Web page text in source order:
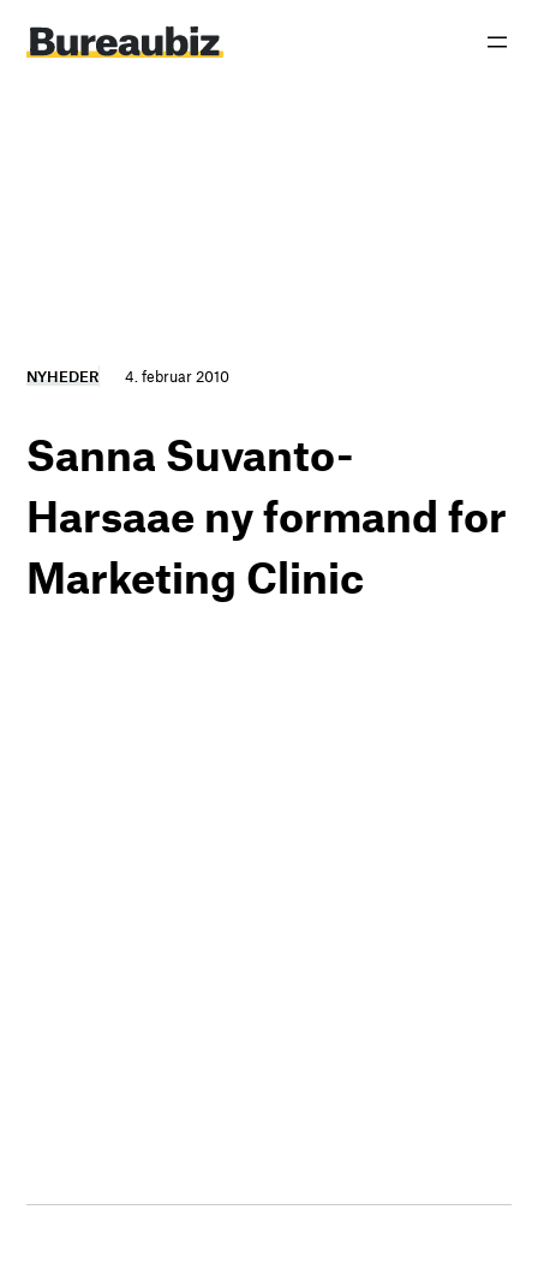
indhold
NYHEDER 4. februar 2010
Sanna Suvanto-
Harsaae ny formand for
Marketing Clinic